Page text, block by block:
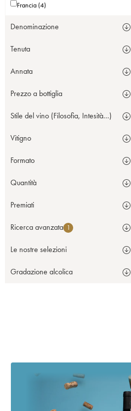
Francia (4)
Denominazione
Tenuta
Annata
Prezzo a bottiglia
Stile del vino (Filosofia, Intesità...)
Vitigno
Formato
Quantità
Premiati
Ricerca avanzata 1
Le nostre selezioni
Gradazione alcolica